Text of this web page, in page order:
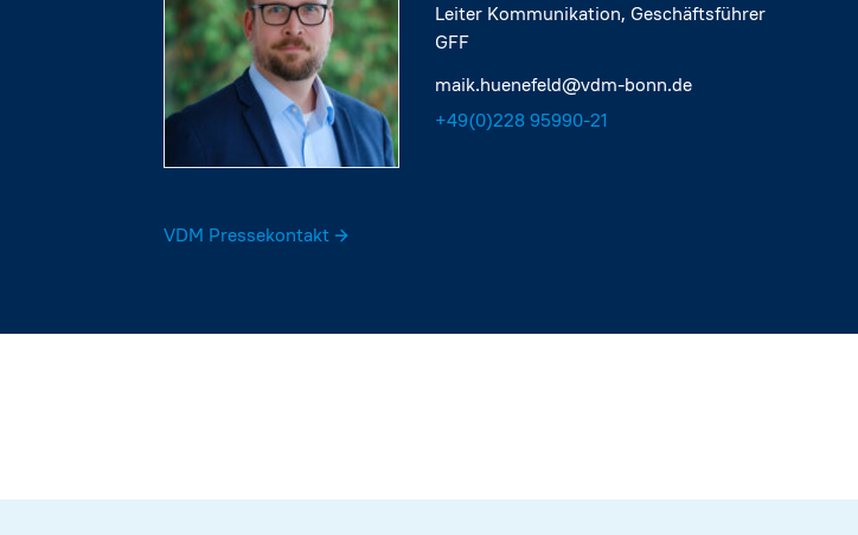
Leiter Kommunikation, Geschäftsführer
GFF
maik.huenefeld@vdm-bonn.de
+49(0)228 95990-21‬
VDM Pressekontakt